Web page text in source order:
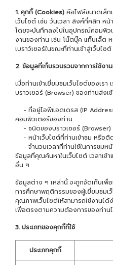
1. คุกกี้ (Cookies) คือไฟล์ขนาดเล็ก
เว็บไซต์ เช่น วันเวลา ลิงค์ที่คลิก หน้
โดยจะบันทึกลงไปในอุปกรณ์คอมพิว
งานของท่าน เช่น โน๊ตบุ๊ค แท็บเล็ต
เบราว์เซอร์ในขณะที่ท่านเข้าสู่เว็บไซต์
2. ข้อมูลที่เก็บรวบรวมจากการใช้งา
เมื่อท่านเข้าเยี่ยมชมเว็บไซต์ของเรา
บราวเซอร์ (Browser) ของท่านส่งเ
- ที่อยู่ไอพีแอดเดรส (IP
คอมพิวเตอร์ของท่าน
- ชนิดของบราวเซอร์ (Browser)
- หน้าเว็บไซต์ที่ท่านเข้าชม หรือติ
- จำนวนเวลาที่ท่านใช้ในการชมห
ข้อมูลที่คุณค้นหาในเว็บไซต์ เวลาเข้
อื่น ๆ
ข้อมูลต่าง ๆ เหล่านี้ จะถูกจัดเก็บเพื่อ
การศึกษาพฤติกรรมของผู้เยี่ยมชมเ
คุณภาพเว็บไซต์ให้สามารถใช้งานไ
เพื่อตรงตามความต้องการของท่าน
3. ประเภทของคุกกี้ที่ใช้
ประเภทคุกกี้